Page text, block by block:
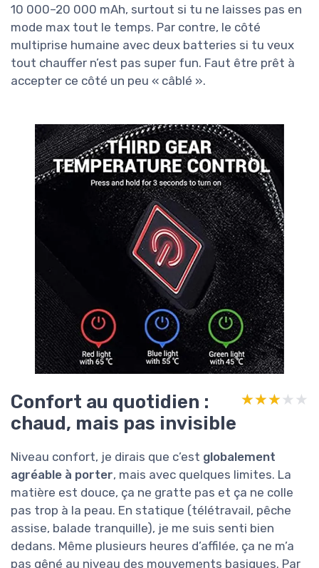
10 000–20 000 mAh, surtout si tu ne laisses pas en
mode max tout le temps. Par contre, le côté
multiprise humaine avec deux batteries si tu veux
tout chauffer n’est pas super fun. Faut être prêt à
accepter ce côté un peu « câblé ».
Confort au quotidien :
chaud, mais pas invisible
★★★★★
★★★★★
Niveau confort, je dirais que c’est globalement
agréable à porter, mais avec quelques limites. La
matière est douce, ça ne gratte pas et ça ne colle
pas trop à la peau. En statique (télétravail, pêche
assise, balade tranquille), je me suis senti bien
dedans. Même plusieurs heures d’affilée, ça ne m’a
pas gêné au niveau des mouvements basiques. Par